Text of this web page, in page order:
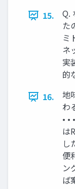
15.
Q.
た
ミ
ネ
実
的
16.
地
わ
•
は
し
便
ン
ば